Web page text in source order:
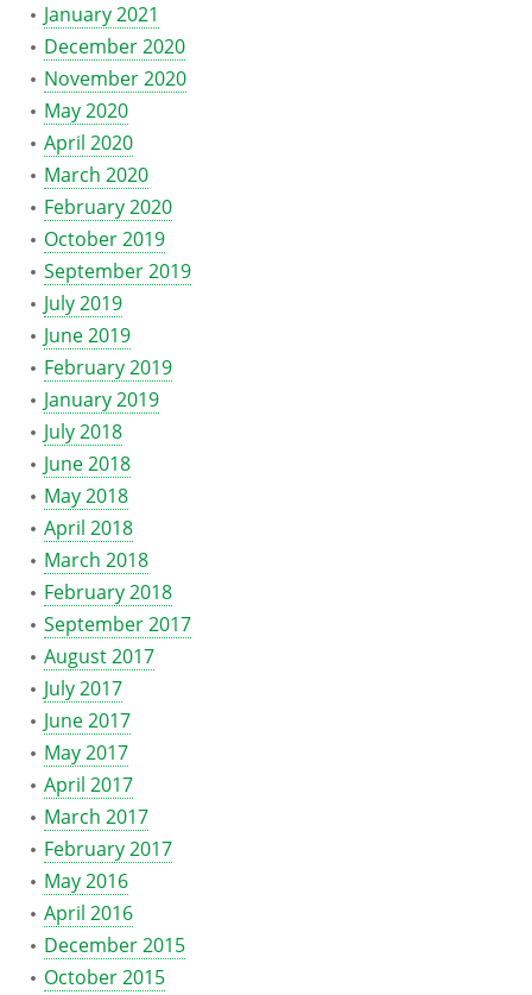
January 2021
December 2020
November 2020
May 2020
April 2020
March 2020
February 2020
October 2019
September 2019
July 2019
June 2019
February 2019
January 2019
July 2018
June 2018
May 2018
April 2018
March 2018
February 2018
September 2017
August 2017
July 2017
June 2017
May 2017
April 2017
March 2017
February 2017
May 2016
April 2016
December 2015
October 2015